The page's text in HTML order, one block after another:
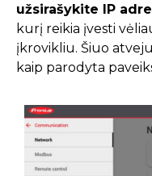
užsirašykite IP
kurį reikia įvesti
įkrovikliu. Šiuo atveju
kaip parodyta